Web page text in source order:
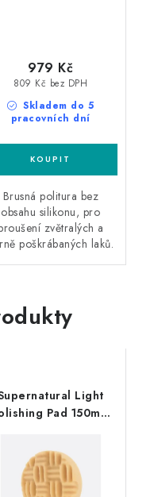
Skladem do 5
pracovních dní
809 Kč bez DPH
979 Kč
Brusná politura bez
obsahu silikonu, pro
zvětralých a
poškrábaných laků.
Light
Pad 150mm
kotouč